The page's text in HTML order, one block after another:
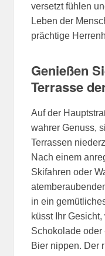
versetzt fühlen
Leben der
prächtige
Genießen
Terrasse
Auf der
wahrer Genuss,
Terrassen
Nach einem
Skifahren oder
in ein
küsst Ihr
Schokolade
Bier nippen. Der